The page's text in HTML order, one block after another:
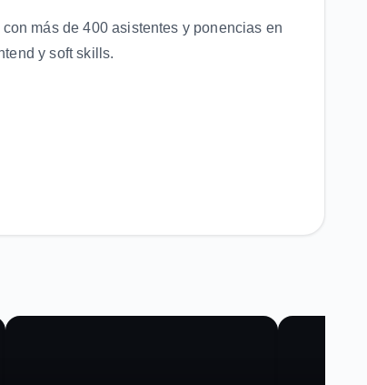
más de 400 asistentes y ponencias en
y soft skills.